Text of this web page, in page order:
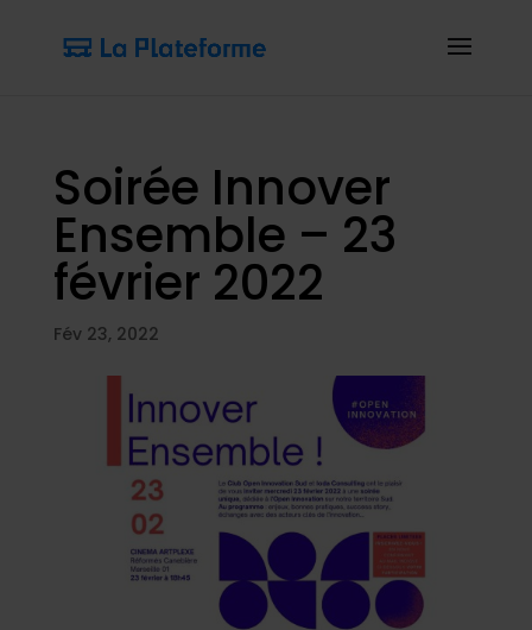
Soirée Innover
Ensemble – 23
février 2022
Fév 23, 2022